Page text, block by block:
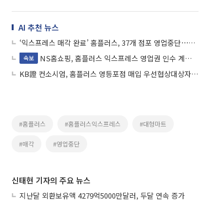
AI 추천 뉴스
‘익스프레스 매각 완료’ 홈플러스, 37개 점포 영업중단⋯“유동성 확보해 회생”
속보
NS홈쇼핑, 홈플러스 익스프레스 영업권 인수 계약 체결
KB證 컨소시엄, 홈플러스 영등포점 매입 우선협상대상자로 선정
#홈플러스 #홈플러스익스프레스 #대형마트
#매각 #영업중단
신태현 기자의 주요 뉴스
지난달 외환보유액 4279억5000만달러, 두달 연속 증가